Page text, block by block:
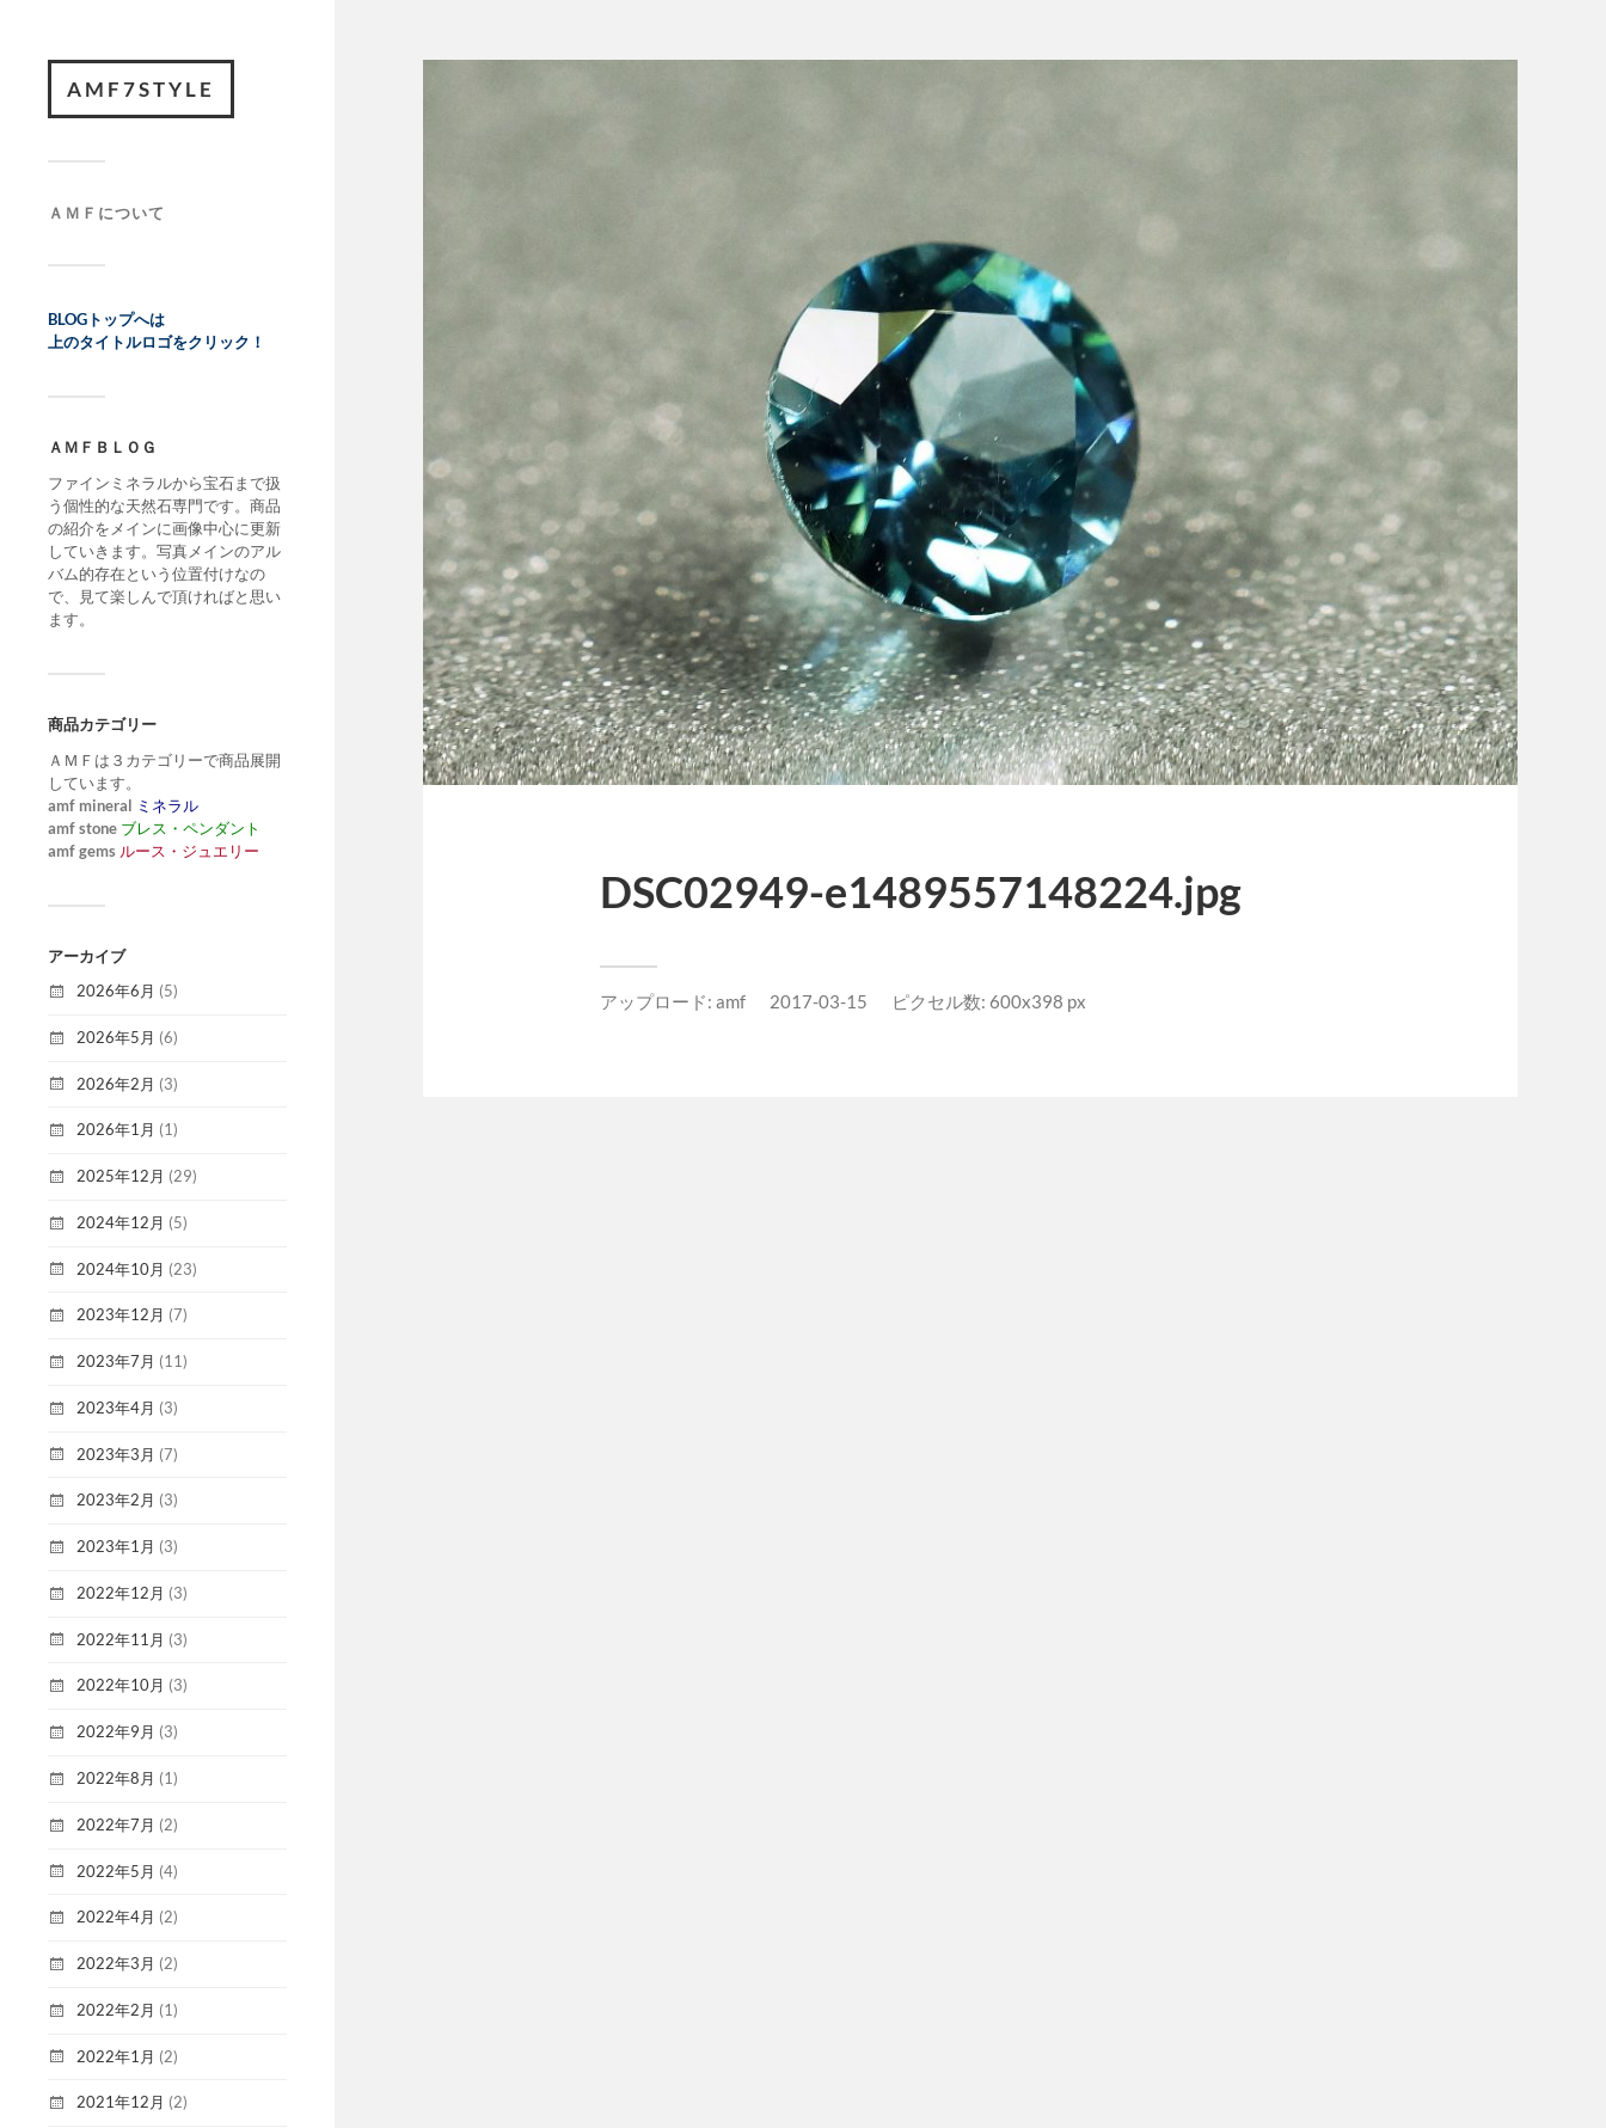
AMF7STYLE
ＡＭＦについて
BLOGトップへは
上のタイトルロゴをクリック！
ＡＭＦＢＬＯＧ
ファインミネラルから宝石まで扱
う個性的な天然石専門です。商品
の紹介をメインに画像中心に更新
していきます。写真メインのアル
バム的存在という位置付けなの
で、見て楽しんで頂ければと思い
ます。
商品カテゴリー
ＡＭＦは３カテゴリーで商品展開
しています。
amf mineral ミネラル
amf stone ブレス・ペンダント
amf gems ルース・ジュエリー
アーカイブ
2026年6月 (5)
2026年5月 (6)
2026年2月 (3)
2026年1月 (1)
2025年12月 (29)
2024年12月 (5)
2024年10月 (23)
2023年12月 (7)
2023年7月 (11)
2023年4月 (3)
2023年3月 (7)
2023年2月 (3)
2023年1月 (3)
2022年12月 (3)
2022年11月 (3)
2022年10月 (3)
2022年9月 (3)
2022年8月 (1)
2022年7月 (2)
2022年5月 (4)
2022年4月 (2)
2022年3月 (2)
2022年2月 (1)
2022年1月 (2)
2021年12月 (2)
DSC02949-e1489557148224.jpg
アップロード: amf 2017-03-15 ピクセル数: 600x398 px